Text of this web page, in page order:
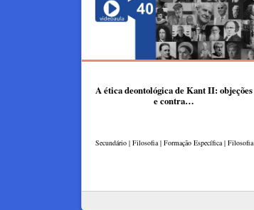
A ética deontológica de Kant II: objeções
e contra…
Secundário | Filosofia | Formação Específica | Filosofia